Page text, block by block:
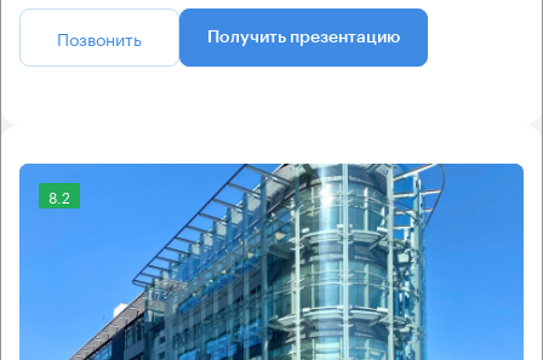
Позвонить Получить презентацию
8.2